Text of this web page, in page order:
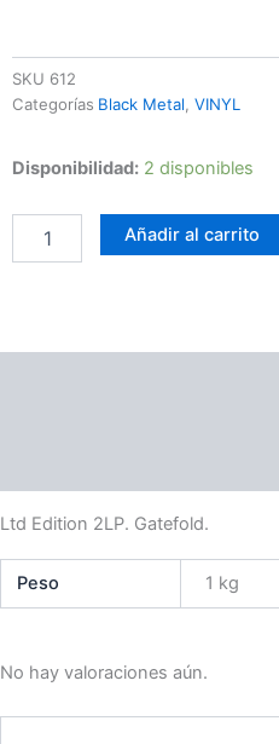
SKU 612
Categorías Black Metal VINYL
Disponibilidad: 2 disponibles
Darkspace
Dark
Space
I
Añadir al carrito
Ltd Edition 2LP. Gatefold.
Peso 1 kg
No hay valoraciones aún.